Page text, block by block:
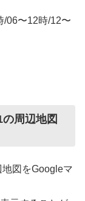
/06〜12時/12〜
周辺地図
図をGoogleマ